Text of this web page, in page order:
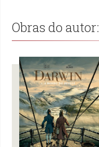
Obras do autor: